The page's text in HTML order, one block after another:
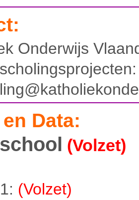
Onderwijs
Data:
(Volzet)
(Volzet)